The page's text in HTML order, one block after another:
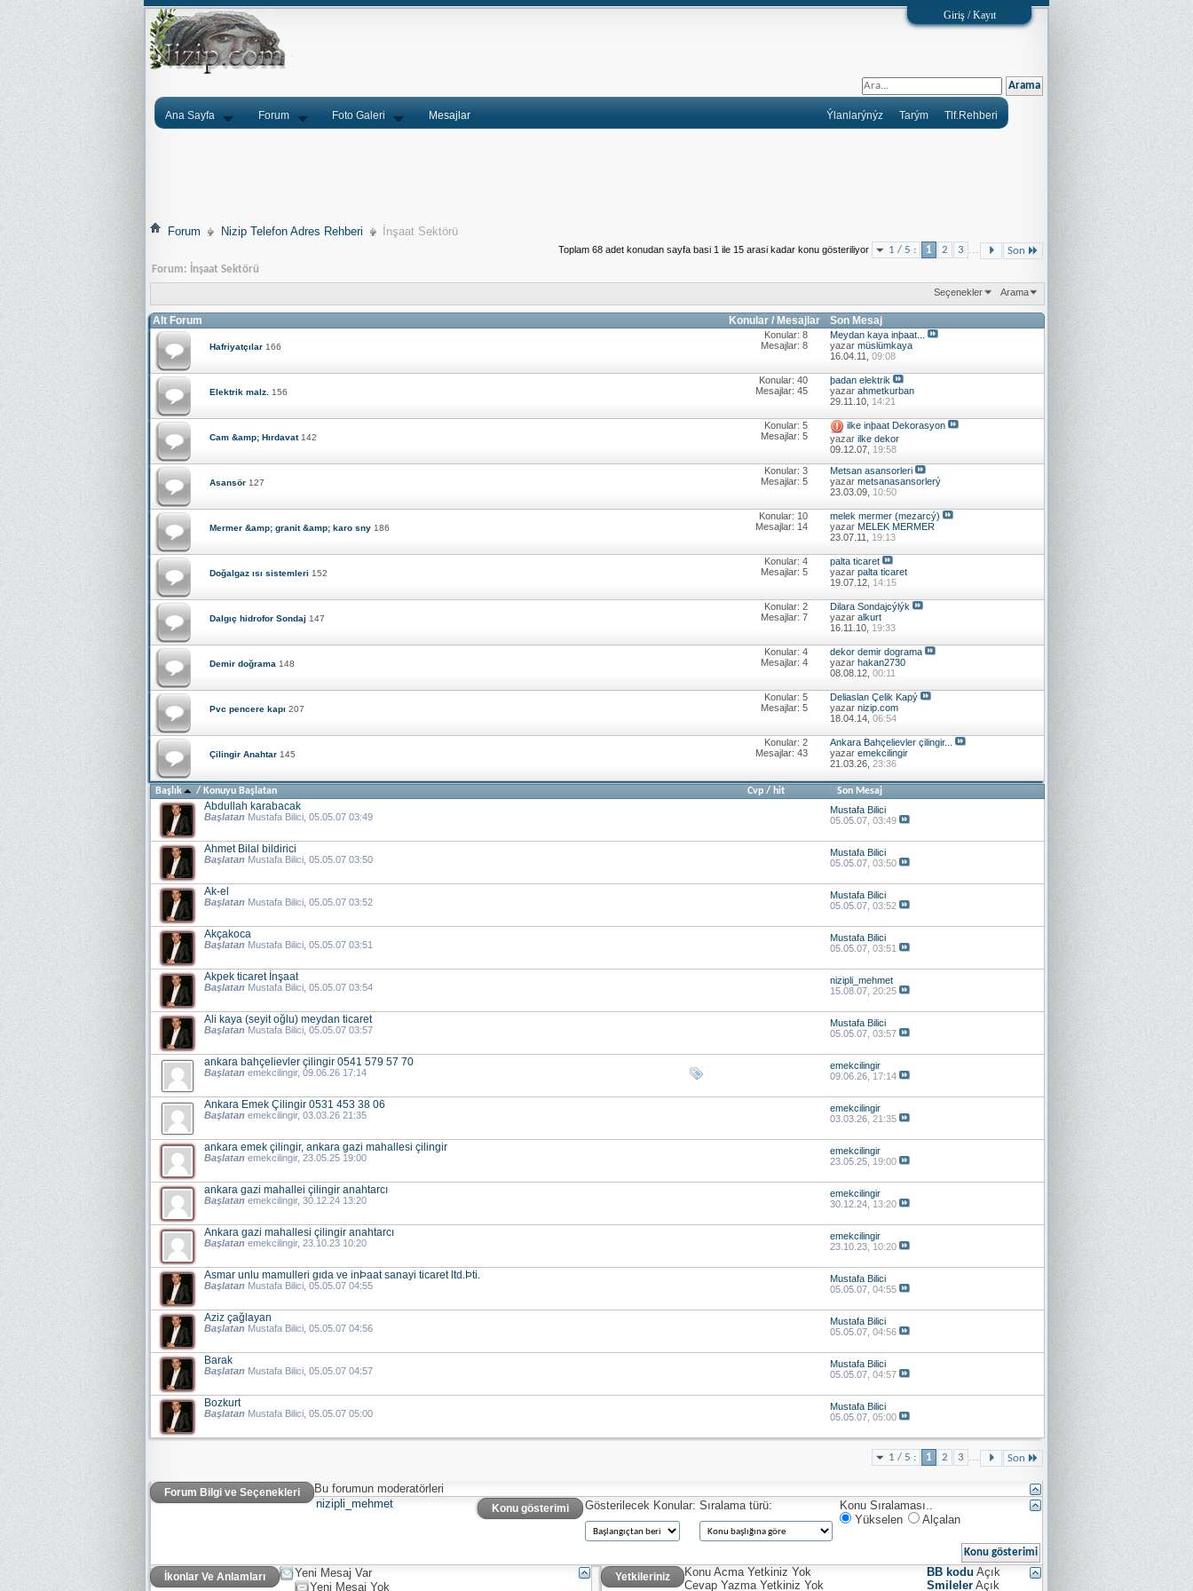
Giriş / Kayıt
Ana Sayfa Forum Foto Galeri Mesajlar Tlf.Rehberi
Tarým
Ýlanlarýnýz
Forum Nizip Telefon Adres Rehberi İnşaat Sektörü
1 / 5 : 1 2 3 ... Son
Toplam 68 adet konudan sayfa basi 1 ile 15 arasi kadar konu gösteriliyor
Forum: İnşaat Sektörü
Seçenekler Arama
Alt Forum Konular / Mesajlar Son Mesaj
Hafriyatçılar 166
Konular: 8
Mesajlar: 8
Meydan kaya inþaat...
yazar müslümkaya
16.04.11, 09:08
Elektrik malz. 156
Konular: 40
Mesajlar: 45
þadan elektrik
yazar ahmetkurban
29.11.10, 14:21
Cam &amp; Hırdavat142
Konular: 5
Mesajlar: 5
ilke inþaat Dekorasyon
yazar ilke dekor
09.12.07, 19:58
Asansör 127
Konular: 3
Mesajlar: 5
Metsan asansorleri
yazar metsanasansorlerý
23.03.09, 10:50
Mermer &amp; granit &amp; karo sny 186
Konular: 10
Mesajlar: 14
melek mermer (mezarcý)
yazar MELEK MERMER
23.07.11, 19:13
Doğalgaz ısı sistemleri 152
Konular: 4
Mesajlar: 5
palta ticaret
yazar palta ticaret
19.07.12, 14:15
Dalgıç hidrofor Sondaj 147
Konular: 2
Mesajlar: 7
Dilara Sondajcýlýk
yazar alkurt
16.11.10, 19:33
Demir doğrama 148
Konular: 4
Mesajlar: 4
dekor demir dograma
yazar hakan2730
08.08.12, 00:11
Pvc pencere kapı 207
Konular: 5
Mesajlar: 5
Deliaslan Çelik Kapý
yazar nizip.com
18.04.14, 06:54
Çilingir Anahtar 145
Konular: 2
Mesajlar: 43
Ankara Bahçelievler çilingir...
yazar emekcilingir
21.03.26, 23:36
Başlık / Konuyu Başlatan Cvp / hit Son Mesaj
Abdullah karabacak
Başlatan Mustafa Bilici, 05.05.07 03:49
Mustafa Bilici
05.05.07, 03:49
Ahmet Bilal bildirici
Başlatan Mustafa Bilici, 05.05.07 03:50
Mustafa Bilici
05.05.07, 03:50
Ak-el
Başlatan Mustafa Bilici, 05.05.07 03:52
Mustafa Bilici
05.05.07, 03:52
Akçakoca
Başlatan Mustafa Bilici, 05.05.07 03:51
Mustafa Bilici
05.05.07, 03:51
Akpek ticaret İnşaat
Başlatan Mustafa Bilici, 05.05.07 03:54
nizipli_mehmet
15.08.07, 20:25
Ali kaya (seyit oğlu) meydan ticaret
Başlatan Mustafa Bilici, 05.05.07 03:57
Mustafa Bilici
05.05.07, 03:57
ankara bahçelievler çilingir 0541 579 57 70
Başlatan emekcilingir, 09.06.26 17:14
emekcilingir
09.06.26, 17:14
Ankara Emek Çilingir 0531 453 38 06
Başlatan emekcilingir, 03.03.26 21:35
emekcilingir
03.03.26, 21:35
ankara emek çilingir, ankara gazi mahallesi çilingir
Başlatan emekcilingir, 23.05.25 19:00
emekcilingir
23.05.25, 19:00
ankara gazi mahallei çilingir anahtarcı
Başlatan emekcilingir, 30.12.24 13:20
emekcilingir
30.12.24, 13:20
Ankara gazi mahallesi çilingir anahtarcı
Başlatan emekcilingir, 23.10.23 10:20
emekcilingir
23.10.23, 10:20
Asmar unlu mamulleri gıda ve inÞaat sanayi ticaret ltd.Þti.
Başlatan Mustafa Bilici, 05.05.07 04:55
Mustafa Bilici
05.05.07, 04:55
Aziz çağlayan
Başlatan Mustafa Bilici, 05.05.07 04:56
Mustafa Bilici
05.05.07, 04:56
Barak
Başlatan Mustafa Bilici, 05.05.07 04:57
Mustafa Bilici
05.05.07, 04:57
Bozkurt
Başlatan Mustafa Bilici, 05.05.07 05:00
Mustafa Bilici
05.05.07, 05:00
1 / 5 : 1 2 3 ... Son
Forum Bilgi ve Seçenekleri
Bu forumun moderatörleri
nizipli_mehmet
Konu gösterimi Gösterilecek Konular: Sıralama türü:
Konu Sıralaması..
Yükselen
Alçalan
İkonlar Ve Anlamları
Yeni Mesaj Var
Yeni Mesaj Yok
Yetkileriniz Konu Acma Yetkiniz Yok
Cevap Yazma Yetkiniz Yok
BB kodu Açık
Smileler Açık